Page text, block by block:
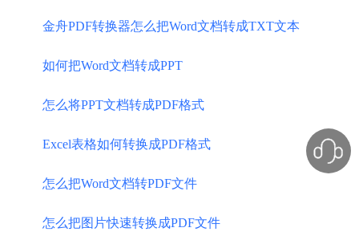
金舟PDF转换器怎么把Word文档转成TXT文本
如何把Word文档转成PPT
怎么将PPT文档转成PDF格式
Excel表格如何转换成PDF格式
怎么把Word文档转PDF文件
怎么把图片快速转换成PDF文件